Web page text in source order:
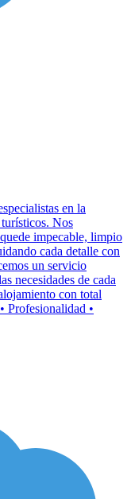
en la
Nos
impecable, limpio
cada detalle con
un servicio
necesidades de cada
con total
Profesionalidad •